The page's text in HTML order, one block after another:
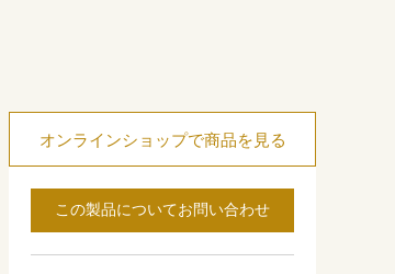
オンラインショップで商品を見る
この製品についてお問い合わせ